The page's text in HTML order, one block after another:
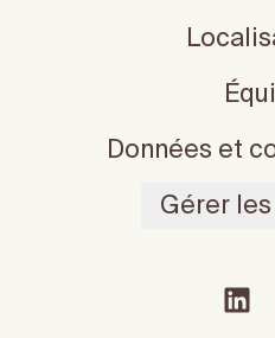
Données et
Gérer